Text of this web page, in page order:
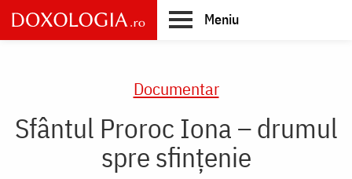
Skip
to
main
Meniu
Documentar
Sfântul Proroc Iona – drumul
spre sfințenie